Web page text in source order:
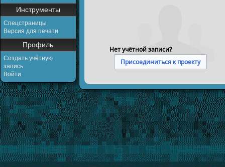
Инструменты
Спецстраницы
Версия для печати
Профиль
Создать учётную
запись
Войти
Нет учётной записи?
Присоединиться к проекту